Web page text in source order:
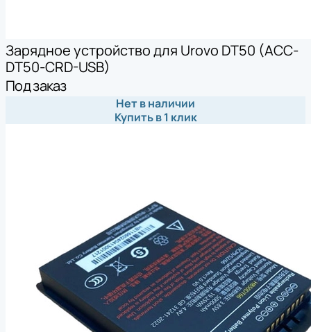
Зарядное устройство для Urovo DT50 (ACC-
DT50-CRD-USB)
Под заказ
Нет в наличии
Купить в 1 клик